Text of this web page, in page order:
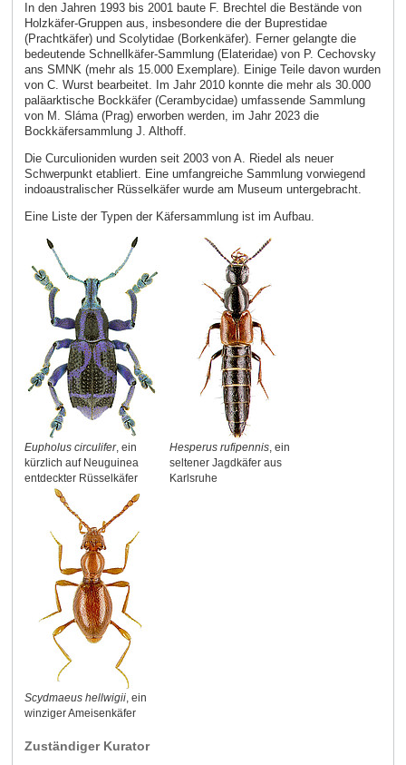
In den Jahren 1993 bis 2001 baute F. Brechtel die Bestände von
Holzkäfer-Gruppen aus, insbesondere die der Buprestidae
(Prachtkäfer) und Scolytidae (Borkenkäfer). Ferner gelangte die
bedeutende Schnellkäfer-Sammlung (Elateridae) von P. Cechovsky
ans SMNK (mehr als 15.000 Exemplare). Einige Teile davon wurden
von C. Wurst bearbeitet. Im Jahr 2010 konnte die mehr als 30.000
paläarktische Bockkäfer (Cerambycidae) umfassende Sammlung
von M. Sláma (Prag) erworben werden, im Jahr 2023 die
Bockkäfersammlung J. Althoff.
Die Curculioniden wurden seit 2003 von A. Riedel als neuer
Schwerpunkt etabliert. Eine umfangreiche Sammlung vorwiegend
indoaustralischer Rüsselkäfer wurde am Museum untergebracht.
Eine Liste der Typen der Käfersammlung ist im Aufbau.
Eupholus circulifer, ein
kürzlich auf Neuguinea
entdeckter Rüsselkäfer
Hesperus rufipennis, ein
seltener Jagdkäfer aus
Karlsruhe
Scydmaeus hellwigii, ein
winziger Ameisenkäfer
Zuständiger Kurator